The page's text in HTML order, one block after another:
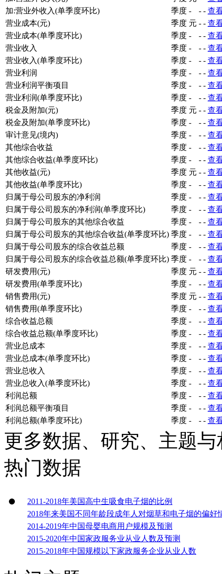
加:营业外收入(单季度环比)
季度 - - - 查
营业成本(元)
季度 元 - - 查
营业成本(单季度环比)
季度 - - - 查
营业收入
季度 - - - 查
营业收入(单季度环比)
季度 - - - 查
营业利润
季度 - - - 查
营业利润平衡项目
季度 - - - 查
营业利润(单季度环比)
季度 - - - 查
税金及附加(元)
季度 元 - - 查
税金及附加(单季度环比)
季度 - - - 查
审计意见(境内)
季度 - - - 查
其他综合收益
季度 - - - 查
其他综合收益(单季度环比)
季度 - - - 查
其他收益(元)
季度 元 - - 查
其他收益(单季度环比)
季度 - - - 查
归属于母公司股东的净利润
季度 - - - 查
归属于母公司股东的净利润(单季度环比)
季度 - - - 查
归属于母公司股东的其他综合收益
季度 - - - 查
归属于母公司股东的其他综合收益(单季度环比) 季度 - - - 查
归属于母公司股东的综合收益总额
季度 - - - 查
归属于母公司股东的综合收益总额(单季度环比) 季度 - - - 查
研发费用(元)
季度 元 - - 查
研发费用(单季度环比)
季度 - - - 查
销售费用(元)
季度 元 - - 查
销售费用(单季度环比)
季度 - - - 查
综合收益总额
季度 - - - 查
综合收益总额(单季度环比)
季度 - - - 查
营业总成本
季度 - - - 查
营业总成本(单季度环比)
季度 - - - 查
营业总收入
季度 - - - 查
营业总收入(单季度环比)
季度 - - - 查
利润总额
季度 - - - 查
利润总额平衡项目
季度 - - - 查
利润总额(单季度环比)
季度 - - - 查
更多数据、研究、主题
热门数据
2011-2018年美国高中生吸食电子烟的比例
2018年来美国不同年龄段成年人对烟草和电子烟的偏好
2014-2019年中国母婴电商用户规模及预测
2015-2020年中国家政服务业从业人数及预测
2015-2018年中国规模以下家政服务企业从业人数